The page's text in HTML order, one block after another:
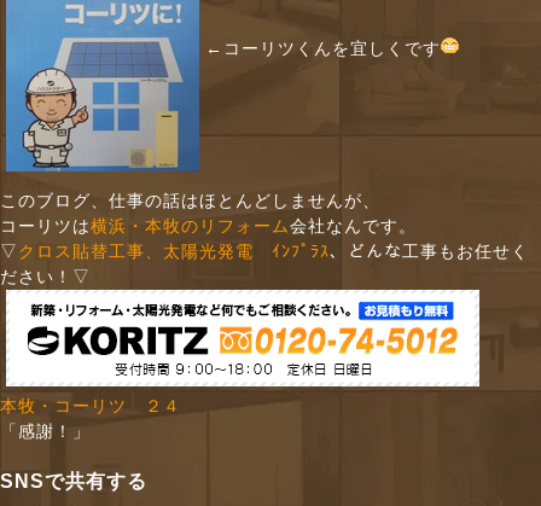
←コーリツくんを宜しくです
このブログ、仕事の話はほとんどしませんが、
コーリツは横浜・本牧のリフォーム 会社なんです。
▽ クロス貼替工事 太陽光発電 ｲﾝﾌﾟﾗｽ、どんな工事もお任せく
ださい！▽
本牧・コーリツ ２４
「感謝！」
SNSで共有する